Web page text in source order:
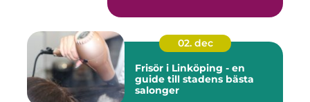
02. dec
Frisör i Linköping - en
guide till stadens bästa
salonger